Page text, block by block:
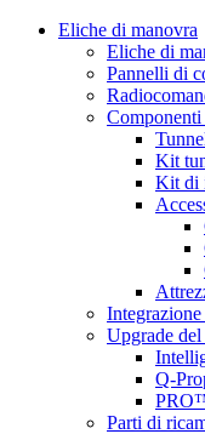
Eliche di manovra
Eliche di
Pannelli di
Kit
Kit di
Upgrade del
Q-
Parti di